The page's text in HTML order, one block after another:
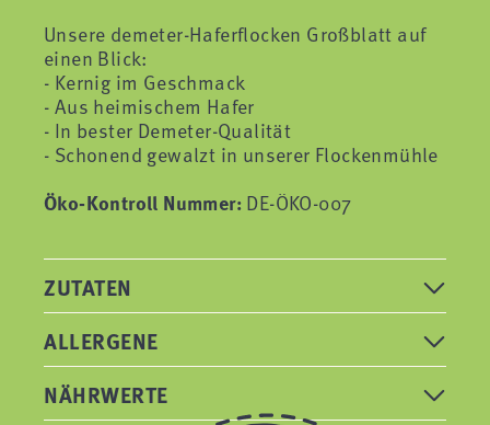
Unsere demeter-Haferflocken Großblatt auf
einen Blick:
- Kernig im Geschmack
- Aus heimischem Hafer
- In bester Demeter-Qualität
- Schonend gewalzt in unserer Flockenmühle
Öko-Kontroll Nummer: DE-ÖKO-007
ZUTATEN
ALLERGENE
NÄHRWERTE